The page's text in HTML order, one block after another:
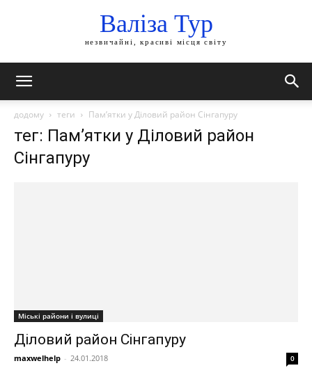
Валіза Тур
незвичайні, красиві місця світу
додому теги Пам’ятки у Діловий район Сінгапуру
тег: Пам’ятки у Діловий район
Сінгапуру
Міські райони і вулиці
Діловий район Сінгапуру
maxwelhelp - 24.01.2018 0